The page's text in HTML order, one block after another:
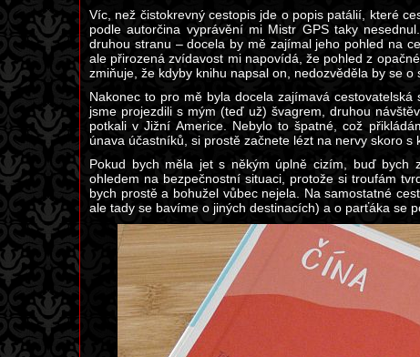
Víc, než čistokrevný cestopis jde o popis patálií, které
podle autorčina vyprávění mi Mistr GPS taky
druhou stranu – docela by mě zajímal jeho pohled na
ale přirozená zvídavost mi napovídá, že pohled z
zmiňuje, že kdyby knihu napsal on, nedozvěděla by se o
Nakonec to pro mě byla docela zajímavá
jsme projezdili s mým (teď už) švagrem, druhou
potkali v Jižní Americe. Nebylo to špatné, což
únava účastníků, si prostě začnete lézt na nervy skoro s
Pokud bych měla jet s někým úplně cizím, buď
ohledem na bezpečnostní situaci, protože si troufám
bych prostě a bohužel vůbec nejela. Na samostatné
ale tady se bavíme o jiných destinacích) a o parťáka se